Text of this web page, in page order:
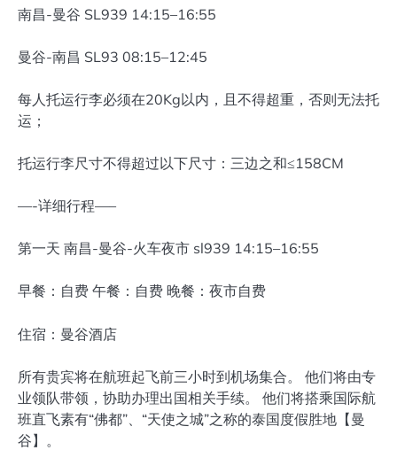
南昌-曼谷 SL939 14:15–16:55
曼谷-南昌 SL93 08:15–12:45
每人托运行李必须在20Kg以内，且不得超重，否则无法托
运；
托运行李尺寸不得超过以下尺寸：三边之和≤158CM
—-详细行程—–
第一天 南昌-曼谷-火车夜市 sl939 14:15–16:55
早餐：自费 午餐：自费 晚餐：夜市自费
住宿：曼谷酒店
所有贵宾将在航班起飞前三小时到机场集合。 他们将由专
业领队带领，协助办理出国相关手续。 他们将搭乘国际航
班直飞素有“佛都”、“天使之城”之称的泰国度假胜地【曼
谷】。